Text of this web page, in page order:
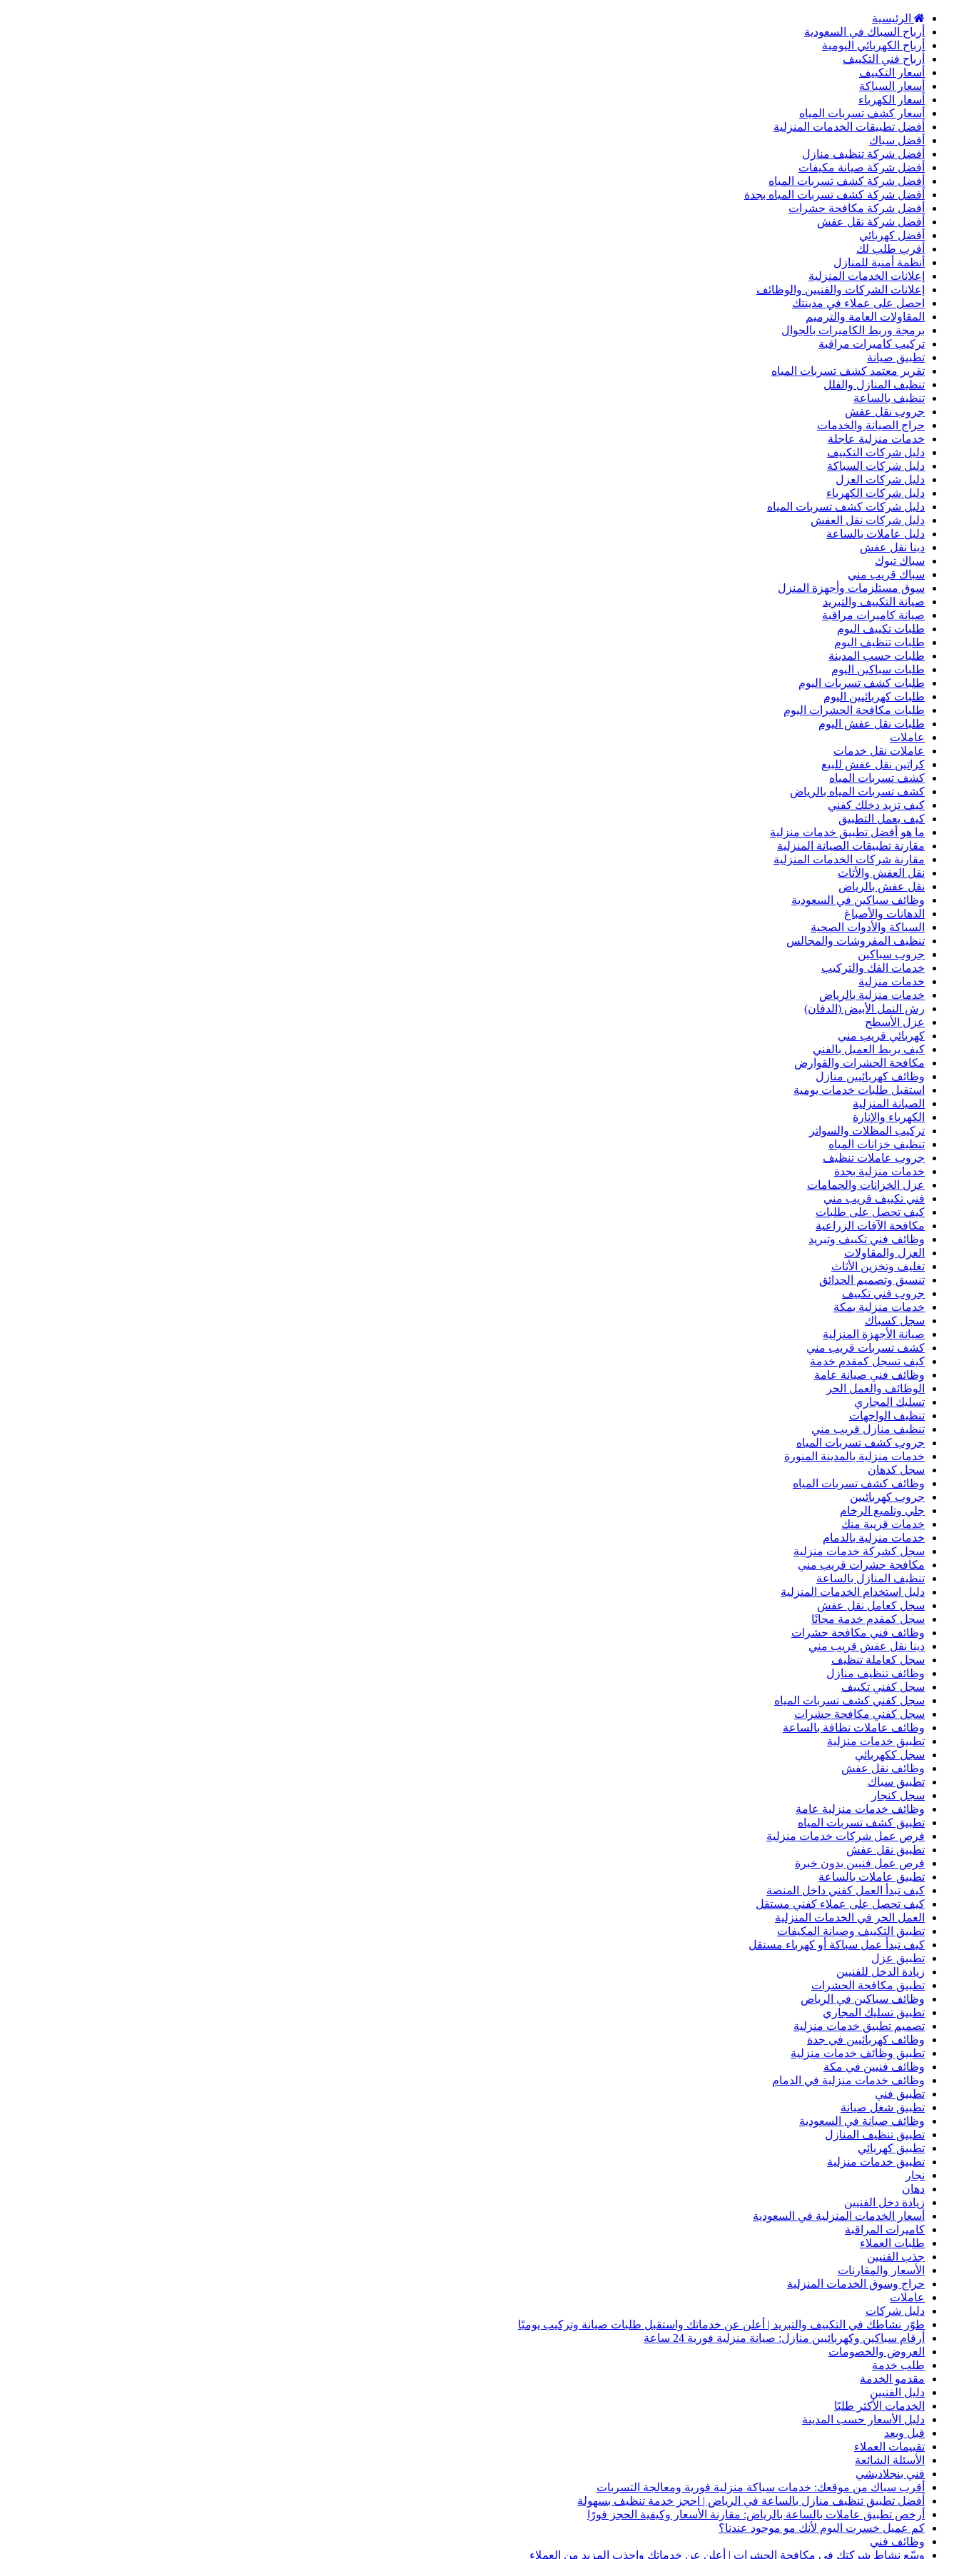
الرئيسية
أرباح السباك في السعودية
أرباح الكهربائي اليومية
أرباح فني التكييف
أسعار التكييف
أسعار السباكة
أسعار الكهرباء
أسعار كشف تسربات المياه
أفضل تطبيقات الخدمات المنزلية
أفضل سباك
أفضل شركة تنظيف منازل
أفضل شركة صيانة مكيفات
أفضل شركة كشف تسربات المياه
أفضل شركة كشف تسربات المياه بجدة
أفضل شركة مكافحة حشرات
أفضل شركة نقل عفش
أفضل كهربائي
أقرب طلب لك
أنظمة أمنية للمنازل
إعلانات الخدمات المنزلية
إعلانات الشركات والفنيين والوظائف
احصل على عملاء في مدينتك
المقاولات العامة والترميم
برمجة وربط الكاميرات بالجوال
تركيب كاميرات مراقبة
تطبيق صيانة
تقرير معتمد كشف تسربات المياه
تنظيف المنازل والفلل
تنظيف بالساعة
جروب نقل عفش
حراج الصيانة والخدمات
خدمات منزلية عاجلة
دليل شركات التكييف
دليل شركات السباكة
دليل شركات العزل
دليل شركات الكهرباء
دليل شركات كشف تسربات المياه
دليل شركات نقل العفش
دليل عاملات بالساعة
دينا نقل عفش
سباك تبوك
سباك قريب مني
سوق مستلزمات وأجهزة المنزل
صيانة التكييف والتبريد
صيانة كاميرات مراقبة
طلبات تكييف اليوم
طلبات تنظيف اليوم
طلبات حسب المدينة
طلبات سباكين اليوم
طلبات كشف تسربات اليوم
طلبات كهربائيين اليوم
طلبات مكافحة الحشرات اليوم
طلبات نقل عفش اليوم
عاملات
عاملات نقل خدمات
كراتين نقل عفش للبيع
كشف تسربات المياه
كشف تسربات المياه بالرياض
كيف تزيد دخلك كفني
كيف يعمل التطبيق
ما هو أفضل تطبيق خدمات منزلية
مقارنة تطبيقات الصيانة المنزلية
مقارنة شركات الخدمات المنزلية
نقل العفش والأثاث
نقل عفش بالرياض
وظائف سباكين في السعودية
الدهانات والأصباغ
السباكة والأدوات الصحية
تنظيف المفروشات والمجالس
جروب سباكين
خدمات الفك والتركيب
خدمات منزلية
خدمات منزلية بالرياض
رش النمل الأبيض (الدفان)
عزل الأسطح
كهربائي قريب مني
كيف يربط العميل بالفني
مكافحة الحشرات والقوارض
وظائف كهربائيين منازل
استقبل طلبات خدمات يومية
الصيانة المنزلية
الكهرباء والإنارة
تركيب المظلات والسواتر
تنظيف خزانات المياه
جروب عاملات تنظيف
خدمات منزلية بجدة
عزل الخزانات والحمامات
فني تكييف قريب مني
كيف تحصل على طلبات
مكافحة الآفات الزراعية
وظائف فني تكييف وتبريد
العزل والمقاولات
تغليف وتخزين الأثاث
تنسيق وتصميم الحدائق
جروب فني تكييف
خدمات منزلية بمكة
سجل كسباك
صيانة الأجهزة المنزلية
كشف تسربات قريب مني
كيف تسجل كمقدم خدمة
وظائف فني صيانة عامة
الوظائف والعمل الحر
تسليك المجاري
تنظيف الواجهات
تنظيف منازل قريب مني
جروب كشف تسربات المياه
خدمات منزلية بالمدينة المنورة
سجل كدهان
وظائف كشف تسربات المياه
جروب كهربائيين
جلي وتلميع الرخام
خدمات قريبة منك
خدمات منزلية بالدمام
سجل كشركة خدمات منزلية
مكافحة حشرات قريب مني
تنظيف المنازل بالساعة
دليل استخدام الخدمات المنزلية
سجل كعامل نقل عفش
سجل كمقدم خدمة مجانًا
وظائف فني مكافحة حشرات
دينا نقل عفش قريب مني
سجل كعاملة تنظيف
وظائف تنظيف منازل
سجل كفني تكييف
سجل كفني كشف تسربات المياه
سجل كفني مكافحة حشرات
وظائف عاملات نظافة بالساعة
تطبيق خدمات منزلية
سجل ككهربائي
وظائف نقل عفش
تطبيق سباك
سجل كنجار
وظائف خدمات منزلية عامة
تطبيق كشف تسربات المياه
فرص عمل شركات خدمات منزلية
تطبيق نقل عفش
فرص عمل فنيين بدون خبرة
تطبيق عاملات بالساعة
كيف تبدأ العمل كفني داخل المنصة
كيف تحصل على عملاء كفني مستقل
العمل الحر في الخدمات المنزلية
تطبيق التكييف وصيانة المكيفات
كيف تبدأ عمل سباكة أو كهرباء مستقل
تطبيق عزل
زيادة الدخل للفنيين
تطبيق مكافحة الحشرات
وظائف سباكين في الرياض
تطبيق تسليك المجاري
تصميم تطبيق خدمات منزلية
وظائف كهربائيين في جدة
تطبيق وظائف خدمات منزلية
وظائف فنيين في مكة
وظائف خدمات منزلية في الدمام
تطبيق فني
تطبيق شغل صيانة
وظائف صيانة في السعودية
تطبيق تنظيف المنازل
تطبيق كهربائي
تطبيق خدمات منزلية
نجار
دهان
زيادة دخل الفنيين
أسعار الخدمات المنزلية في السعودية
كاميرات المراقبة
طلبات العملاء
جذب الفنيين
الأسعار والمقارنات
حراج وسوق الخدمات المنزلية
عاملات
دليل شركات
طوّر نشاطك في التكييف والتبريد | أعلن عن خدماتك واستقبل طلبات صيانة وتركيب يوميًا
أرقام سباكين وكهربائيين منازل: صيانة منزلية فورية 24 ساعة
العروض والخصومات
طلب خدمة
مقدمو الخدمة
دليل الفنيين
الخدمات الأكثر طلبًا
دليل الأسعار حسب المدينة
قبل وبعد
تقييمات العملاء
الأسئلة الشائعة
فني بنجلاديشي
أقرب سباك من موقعك: خدمات سباكة منزلية فورية ومعالجة التسربات
أفضل تطبيق تنظيف منازل بالساعة في الرياض | احجز خدمة تنظيف بسهولة
أرخص تطبيق عاملات بالساعة بالرياض: مقارنة الأسعار وكيفية الحجز فورًا
كم عميل خسرت اليوم لأنك مو موجود عندنا؟
وظائف فني
وسّع نشاط شركتك في مكافحة الحشرات | أعلن عن خدماتك واجذب المزيد من العملاء